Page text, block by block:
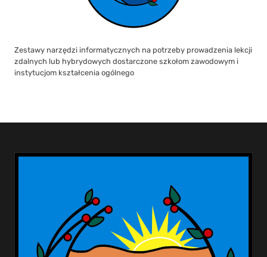
Zestawy narzędzi informatycznych na potrzeby prowadzenia lekcji
zdalnych lub hybrydowych dostarczone szkołom zawodowym i
instytucjom kształcenia ogólnego